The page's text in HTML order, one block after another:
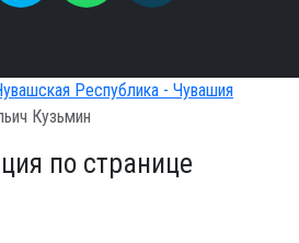
Республика - Чувашия
Кузьмин
по странице